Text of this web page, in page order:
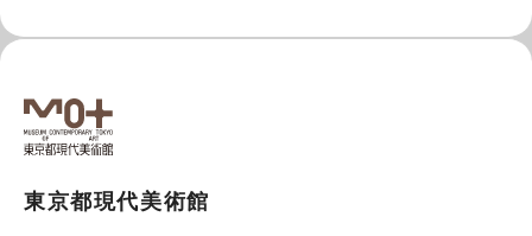
東京都現代美術館